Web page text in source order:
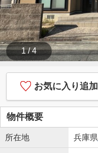
1 / 4
お気に入り追加
物件概要
所在地 兵庫県